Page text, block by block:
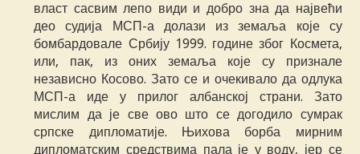
власт сасвим лепо види и добро зна да највећи
део судија МСП-а долази из земаља које су
бомбардовале Србију 1999. године због Космета,
или, пак, из оних земаља које су признале
независно Косово. Зато се и очекивало да одлука
МСП-а иде у прилог албанској страни. Зато
мислим да је све ово што се догодило сумрак
српске дипломатије. Њихова борба мирним
дипломатским средствима пала је у воду, јер се